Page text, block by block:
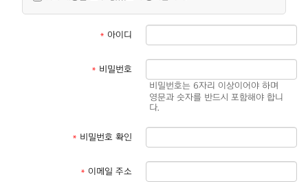
* 아이디
* 비밀번호
비밀번호는 6자리 이상이어야 하며
영문과 숫자를 반드시 포함해야 합니
다.
* 비밀번호 확인
* 이메일 주소